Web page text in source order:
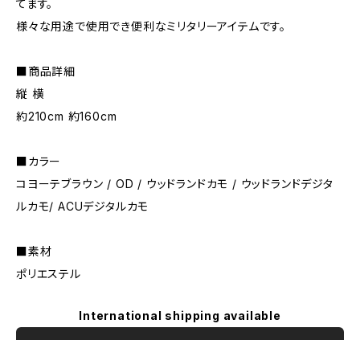
てます。
様々な用途で使用でき便利なミリタリーアイテムです。
■商品詳細
縦 横
約210cm 約160cm
■カラー
コヨーテブラウン / OD / ウッドランドカモ / ウッドランドデジタ
ルカモ/ ACUデジタルカモ
■素材
ポリエステル
International shipping available